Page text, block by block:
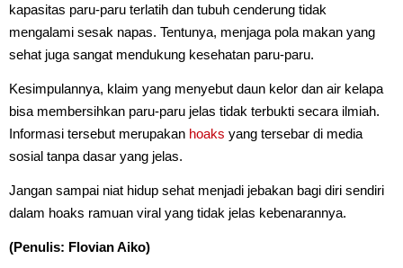
kapasitas paru-paru terlatih dan tubuh cenderung tidak
mengalami sesak napas. Tentunya, menjaga pola makan yang
sehat juga sangat mendukung kesehatan paru-paru.
Kesimpulannya, klaim yang menyebut daun kelor dan air kelapa
bisa membersihkan paru-paru jelas tidak terbukti secara ilmiah.
Informasi tersebut merupakan hoaks yang tersebar di media
sosial tanpa dasar yang jelas.
Jangan sampai niat hidup sehat menjadi jebakan bagi diri sendiri
dalam hoaks ramuan viral yang tidak jelas kebenarannya.
(Penulis: Flovian Aiko)